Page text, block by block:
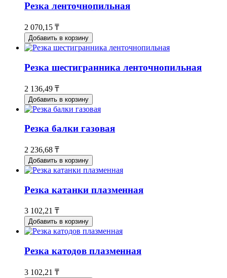
Резка ленточнопильная
2 070,15 ₸
Добавить в корзину
Резка шестигранника ленточнопильная
2 136,49 ₸
Добавить в корзину
Резка балки газовая
2 236,68 ₸
Добавить в корзину
Резка катанки плазменная
3 102,21 ₸
Добавить в корзину
Резка катодов плазменная
3 102,21 ₸